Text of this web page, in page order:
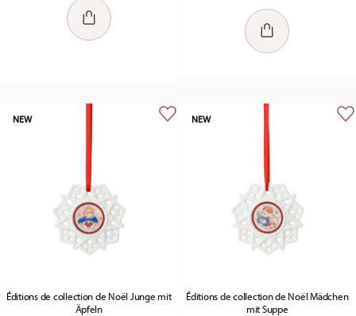
Éditions de collection de Noël Junge mit
Äpfeln
NEW
Éditions de collection de Noël Mädchen
mit Suppe
NEW